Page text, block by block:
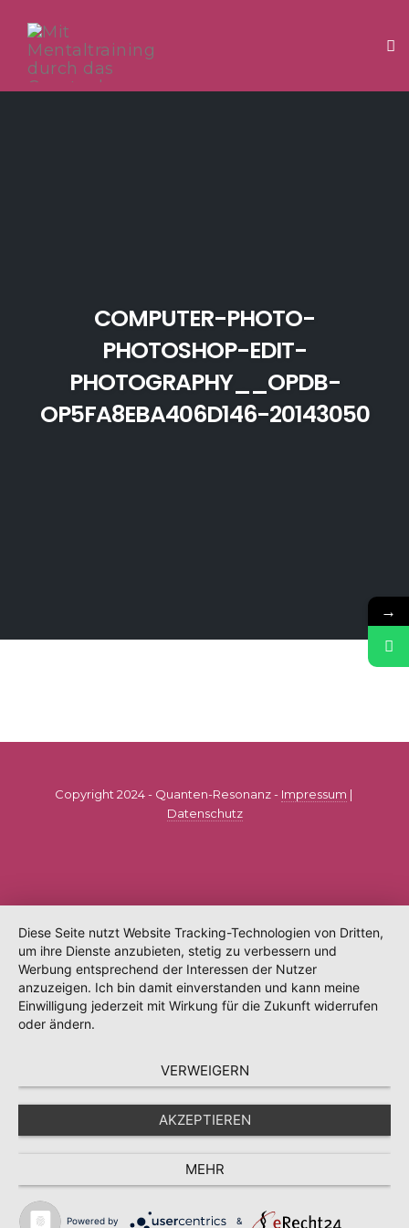
COMPUTER-PHOTO-
PHOTOSHOP-EDIT-
PHOTOGRAPHY__OPDB-
OP5FA8EBA406D146-20143050
Copyright 2024 - Quanten-Resonanz - Impressum |
Datenschutz
→
Diese Seite nutzt Website Tracking-Technologien von Dritten,
um ihre Dienste anzubieten, stetig zu verbessern und
Werbung entsprechend der Interessen der Nutzer
anzuzeigen. Ich bin damit einverstanden und kann meine
Einwilligung jederzeit mit Wirkung für die Zukunft widerrufen
oder ändern.
VERWEIGERN
AKZEPTIEREN
MEHR
Powered by &